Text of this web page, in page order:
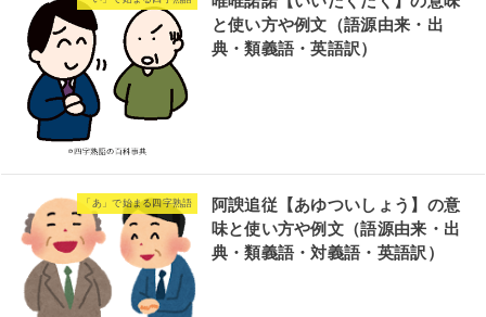
と使い方や例文（語源由来・出
典・類義語・英語訳）
「あ」で始まる四字熟語
阿諛追従【あゆついしょう】の意
味と使い方や例文（語源由来・出
典・類義語・対義語・英語訳）